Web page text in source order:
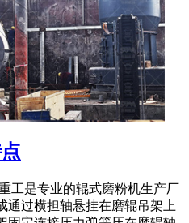
工是专业的辊式磨粉机生产厂
通过横担轴悬挂在磨辊吊架上